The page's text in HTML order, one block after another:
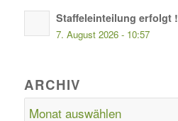
Staffeleinteilung erfolgt !
7. August 2026 - 10:57
ARCHIV